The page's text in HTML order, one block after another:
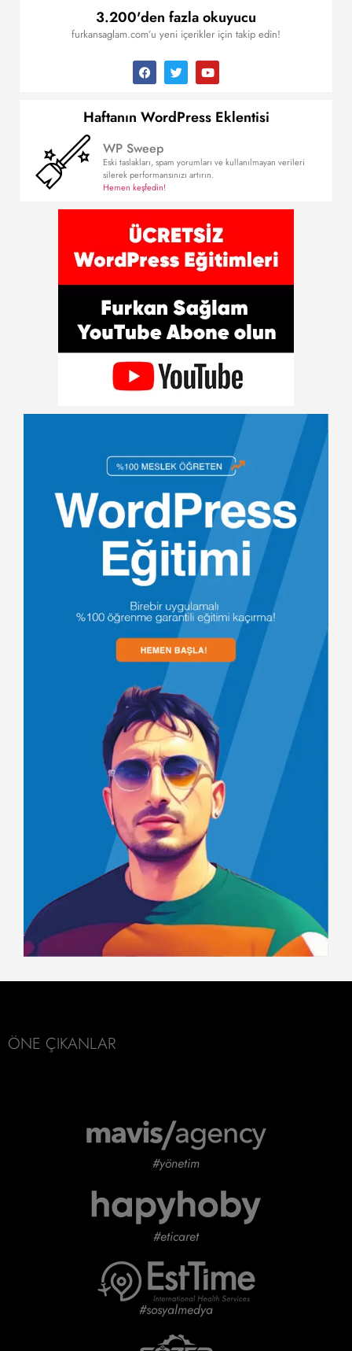
3.200'den fazla okuyucu
furkansaglam.com’u yeni içerikler için takip edin!
Haftanın WordPress Eklentisi
WP Sweep
Eski taslakları, spam yorumları ve kullanılmayan verileri
silerek performansınızı artırın.
Hemen keşfedin!
ÖNE ÇIKANLAR
#yönetim
#eticaret
#sosyalmedya